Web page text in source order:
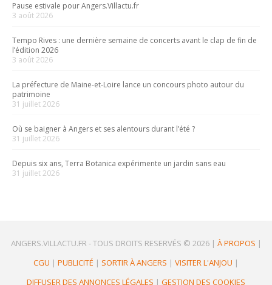
Pause estivale pour Angers.Villactu.fr
3 août 2026
Tempo Rives : une dernière semaine de concerts avant le clap de fin de
l’édition 2026
3 août 2026
La préfecture de Maine-et-Loire lance un concours photo autour du
patrimoine
31 juillet 2026
Où se baigner à Angers et ses alentours durant l’été ?
31 juillet 2026
Depuis six ans, Terra Botanica expérimente un jardin sans eau
31 juillet 2026
ANGERS.VILLACTU.FR -TOUS DROITS RESERVÉS © 2026| À PROPOS |
CGU | PUBLICITÉ | SORTIR À ANGERS | VISITER L'ANJOU |
DIFFUSER DES ANNONCES LÉGALES | GESTION DES COOKIES